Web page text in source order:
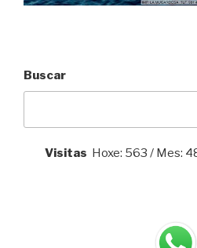
Buscar
Visitas Hoxe: 563 / Mes: